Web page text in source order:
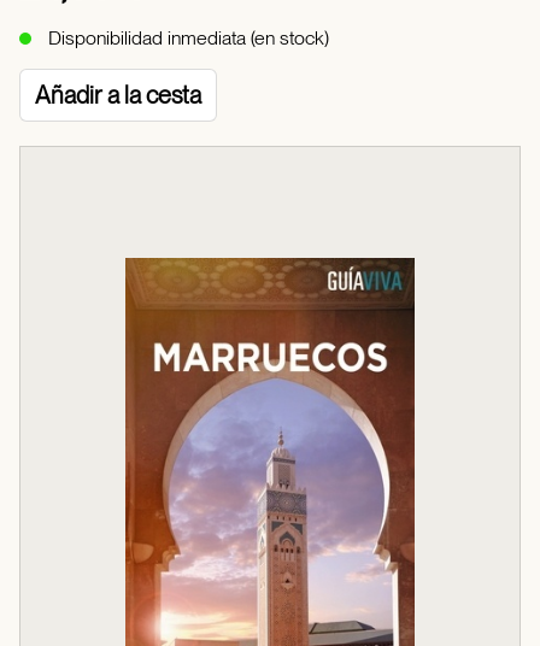
Disponibilidad inmediata (en stock)
Añadir a la cesta